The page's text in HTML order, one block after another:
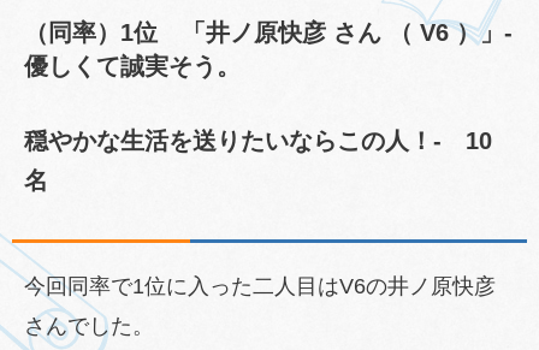
（同率）1位 「井ノ原快彦 さん （ V6 ）」-
優しくて誠実そう。
穏やかな生活を送りたいならこの人！- 10
名
今回同率で1位に入った二人目はV6の井ノ原快彦
さんでした。